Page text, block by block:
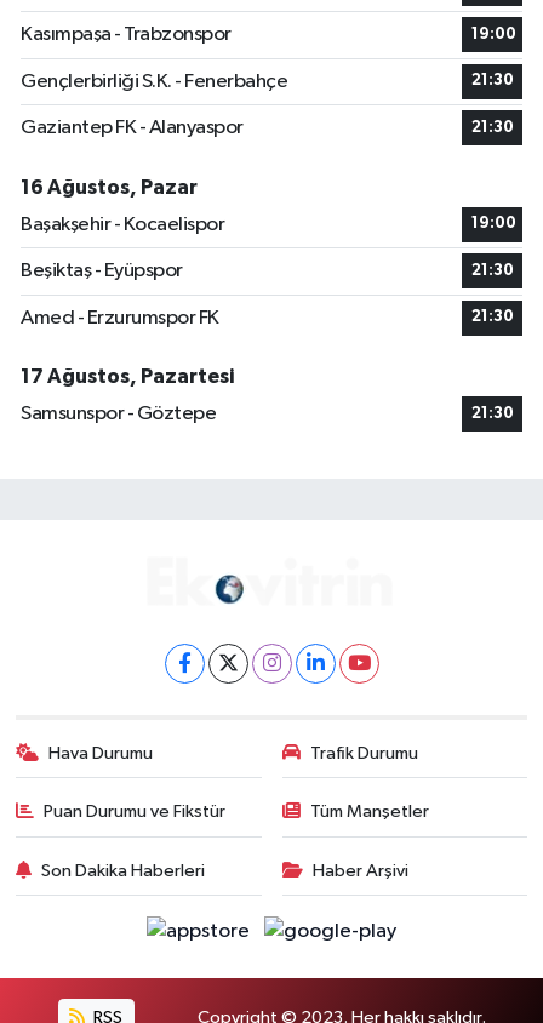
Kasımpaşa - Trabzonspor 19:00
Gençlerbirliği S.K. - Fenerbahçe 21:30
Gaziantep FK - Alanyaspor 21:30
16 Ağustos, Pazar
Başakşehir - Kocaelispor
19:00
Beşiktaş - Eyüpspor 21:30
Amed - Erzurumspor FK 21:30
17 Ağustos, Pazartesi
Samsunspor - Göztepe
21:30
Hava Durumu Trafik Durumu
Puan Durumu ve Fikstür Tüm Manşetler
Son Dakika Haberleri Haber Arşivi
RSS Copyright © 2023. Her hakkı saklıdır.